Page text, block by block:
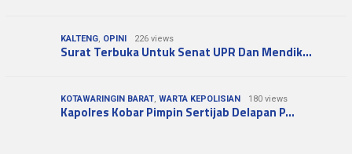
KALTENG, OPINI 226 views
Surat Terbuka Untuk Senat UPR Dan Mendik…
KOTAWARINGIN BARAT, WARTA KEPOLISIAN 180 views
Kapolres Kobar Pimpin Sertijab Delapan P…